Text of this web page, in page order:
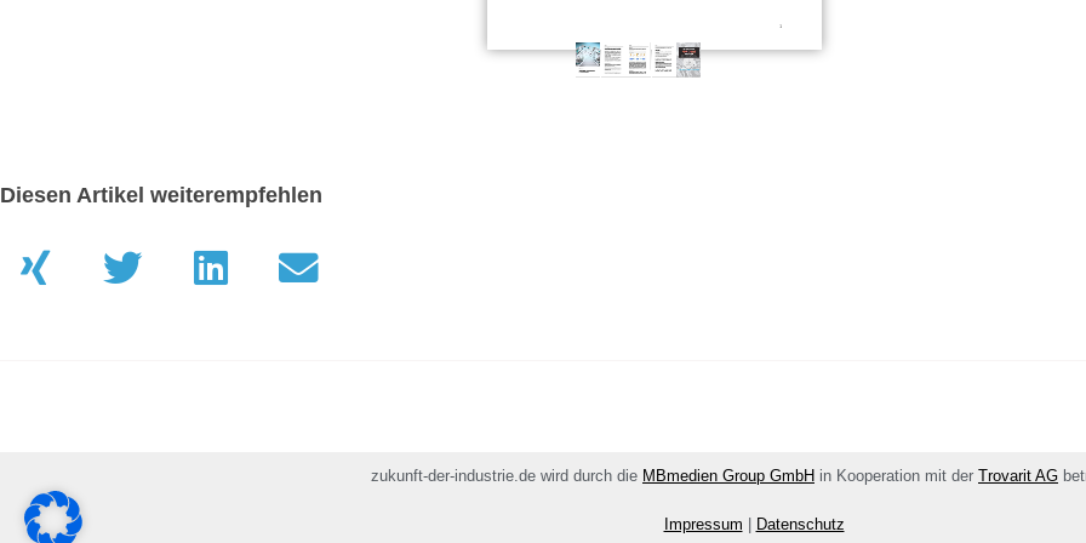
Diesen Artikel weiterempfehlen
zukunft-der-industrie.de wird durch die MBmedien Group GmbH in Kooperation mit der Trovarit AG
Impressum Datenschutz